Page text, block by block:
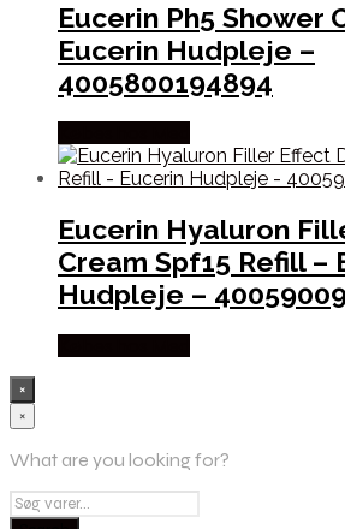
Eucerin Ph5 Shower
Eucerin Hudpleje –
4005800194894
Eucerin Hyaluron
Cream Spf15 Refill –
Hudpleje –
×
×
What are you looking for?